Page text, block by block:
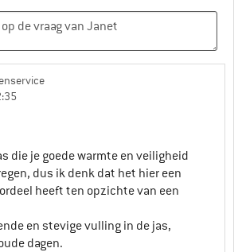
die je goede warmte en veiligheid
dus ik denk dat het hier een
heeft ten opzichte van een
en stevige vulling in de jas,
dagen.